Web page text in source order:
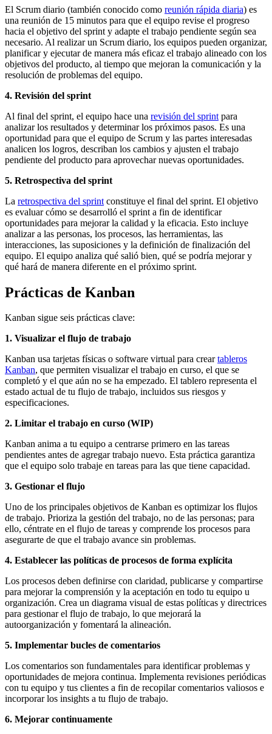
El Scrum diario (también conocido como reunión rápida diaria) es
una reunión de 15 minutos para que el equipo revise el progreso
hacia el objetivo del sprint y adapte el trabajo pendiente según sea
necesario. Al realizar un Scrum diario, los equipos pueden organizar,
planificar y ejecutar de manera más eficaz el trabajo alineado con los
objetivos del producto, al tiempo que mejoran la comunicación y la
resolución de problemas del equipo.
4. Revisión del sprint
Al final del sprint, el equipo hace una revisión del sprint para
analizar los resultados y determinar los próximos pasos. Es una
oportunidad para que el equipo de Scrum y las partes interesadas
analicen los logros, describan los cambios y ajusten el trabajo
pendiente del producto para aprovechar nuevas oportunidades.
5. Retrospectiva del sprint
La retrospectiva del sprint constituye el final del sprint. El objetivo
es evaluar cómo se desarrolló el sprint a fin de identificar
oportunidades para mejorar la calidad y la eficacia. Esto incluye
analizar a las personas, los procesos, las herramientas, las
interacciones, las suposiciones y la definición de finalización del
equipo. El equipo analiza qué salió bien, qué se podría mejorar y
qué hará de manera diferente en el próximo sprint.
Prácticas de Kanban
Kanban sigue seis prácticas clave:
1. Visualizar el flujo de trabajo
Kanban usa tarjetas físicas o software virtual para creartableros
Kanban, que permiten visualizar el trabajo en curso, el que se
completó y el que aún no se ha empezado. El tablero representa el
estado actual de tu flujo de trabajo, incluidos sus riesgos y
especificaciones.
2. Limitar el trabajo en curso (WIP)
Kanban anima a tu equipo a centrarse primero en las tareas
pendientes antes de agregar trabajo nuevo. Esta práctica garantiza
que el equipo solo trabaje en tareas para las que tiene capacidad.
3. Gestionar el flujo
Uno de los principales objetivos de Kanban es optimizar los flujos
de trabajo. Prioriza la gestión del trabajo, no de las personas; para
ello, céntrate en el flujo de tareas y comprende los procesos para
asegurarte de que el trabajo avance sin problemas.
4. Establecer las políticas de procesos de forma explícita
Los procesos deben definirse con claridad, publicarse y compartirse
para mejorar la comprensión y la aceptación en todo tu equipo u
organización. Crea un diagrama visual de estas políticas y directrices
para gestionar el flujo de trabajo, lo que mejorará la
autoorganización y fomentará la alineación.
5. Implementar bucles de comentarios
Los comentarios son fundamentales para identificar problemas y
oportunidades de mejora continua. Implementa revisiones periódicas
con tu equipo y tus clientes a fin de recopilar comentarios valiosos e
incorporar los insights a tu flujo de trabajo.
6. Mejorar continuamente